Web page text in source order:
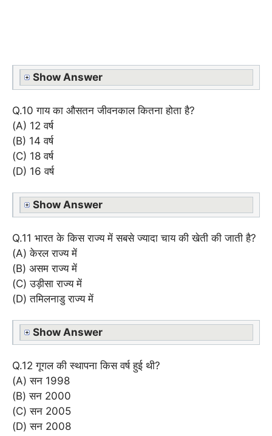
Show Answer
Q.10 गाय का औसतन जीवनकाल कितना होता है?
(A) 12 वर्ष
(B) 14 वर्ष
(C) 18 वर्ष
(D) 16 वर्ष
Show Answer
Q.11 भारत के किस राज्य में सबसे ज्यादा चाय की खेती की जाती है?
(A) केरल राज्य में
(B) असम राज्य में
(C) उड़ीसा राज्य में
(D) तमिलनाडु राज्य में
Show Answer
Q.12 गूगल की स्थापना किस वर्ष हुई थी?
(A) सन 1998
(B) सन 2000
(C) सन 2005
(D) सन 2008